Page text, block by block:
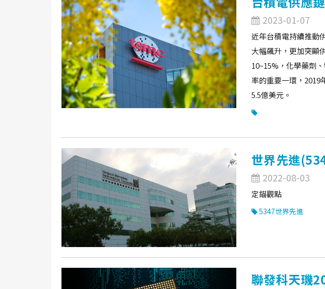
2023-01-07
近年台積電持續推動
大幅飆升，更加突顯
10~15%，化學藥劑
率的重要一環，2019
5.5億美元。
世界先進
2022-08-03
定錨觀點
5347世界先進
聯發科天璣